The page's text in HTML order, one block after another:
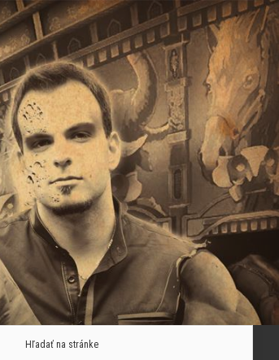
Hľadať na stránke